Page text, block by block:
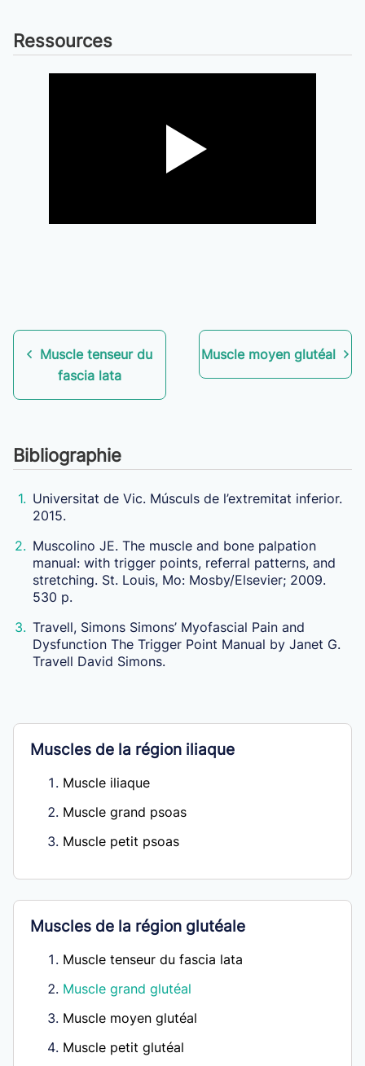
Ressources
Muscle tenseur du
fascia lata
Muscle moyen glutéal
Bibliographie
1. Universitat de Vic. Músculs de l’extremitat inferior.
2015.
2. Muscolino JE. The muscle and bone palpation
manual: with trigger points, referral patterns, and
stretching. St. Louis, Mo: Mosby/Elsevier; 2009.
530 p.
3. Travell, Simons Simons’ Myofascial Pain and
Dysfunction The Trigger Point Manual by Janet G.
Travell David Simons.
Muscles de la région iliaque
Muscle iliaque
Muscle grand psoas
Muscle petit psoas
Muscles de la région glutéale
Muscle tenseur du fascia lata
Muscle grand glutéal
Muscle moyen glutéal
Muscle petit glutéal